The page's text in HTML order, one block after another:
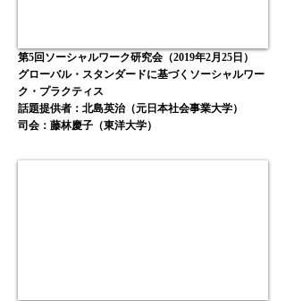
第5回ソーシャルワーク研究会（2019年2月25日）
グローバル・スタンダードに基づくソーシャルワー
ク・プラクティス
話題提供者：北島英治（元日本社会事業大学）
司会：藤林慶子（東洋大学）